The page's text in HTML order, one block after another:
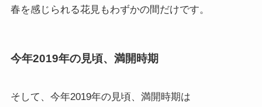
春を感じられる花見もわずかの間だけです。
今年2019年の見頃、満開時期
そして、今年2019年の見頃、満開時期は